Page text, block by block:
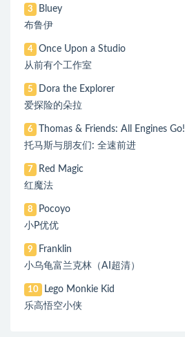
3
Bluey
布鲁伊
4
Once Upon a Studio
从前有个工作室
5
Dora the Explorer
爱探险的朵拉
6
Thomas & Friends: All Engines Go!
托马斯与朋友们: 全速前进
7
Red Magic
红魔法
8
Pocoyo
小P优优
9
Franklin
小乌龟富兰克林（AI超清）
10
Lego Monkie Kid
乐高悟空小侠